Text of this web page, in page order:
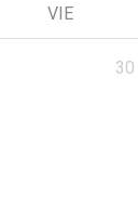
VIE
30